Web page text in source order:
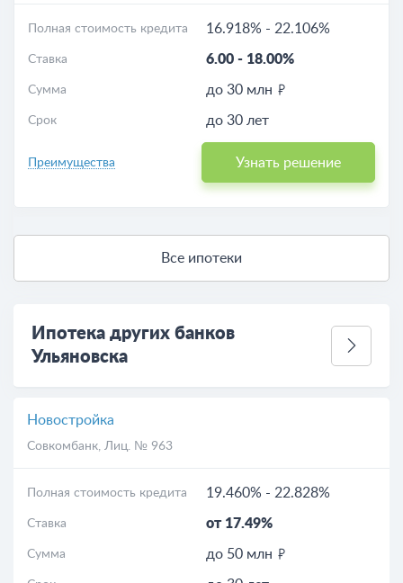
Полная стоимость кредита 16.918% - 22.106%
Ставка 6.00 - 18.00%
Сумма до 30 млн
Срок до 30 лет
Преимущества Узнать решение
Все ипотеки
Ипотека других банков
Ульяновска
Новостройка
Совкомбанк, Лиц. № 963
Полная стоимость кредита 19.460% - 22.828%
Ставка от 17.49%
Сумма до 50 млн